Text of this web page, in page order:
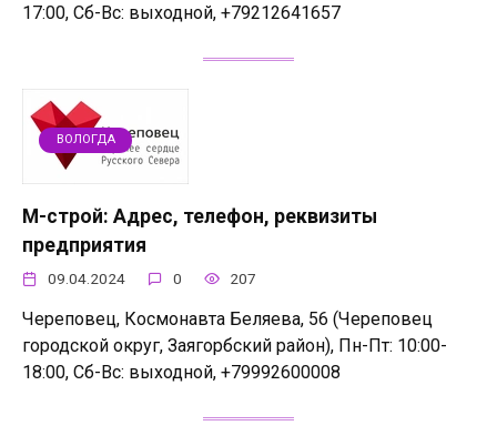
17:00, Сб-Вс: выходной, +79212641657
ВОЛОГДА
М-строй: Адрес, телефон, реквизиты
предприятия
09.04.2024 0 207
Череповец, Космонавта Беляева, 56 (Череповец
городской округ, Заягорбский район), Пн-Пт: 10:00-
18:00, Сб-Вс: выходной, +79992600008